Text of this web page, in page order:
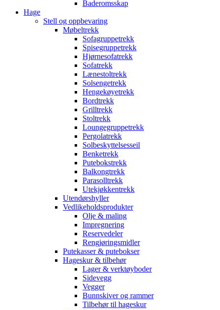
Baderomsskap
Hage
Stell og oppbevaring
Møbeltrekk
Sofagruppetrekk
Spisegruppetrekk
Hjørnesofatrekk
Sofatrekk
Lænestoltrekk
Solsengetrekk
Hengekøyetrekk
Bordtrekk
Grilltrekk
Stoltrekk
Loungegruppetrekk
Pergolatrekk
Solbeskyttelsesseil
Benketrekk
Putebokstrekk
Balkongtrekk
Parasolltrekk
Utekjøkkentrekk
Utendørshyller
Vedlikeholdsprodukter
Olje & maling
Impregnering
Reservedeler
Rengjøringsmidler
Putekasser & putebokser
Hageskur & tilbehør
Lager & verktøyboder
Sidevegg
Vegger
Bunnskiver og rammer
Tilbehør til hageskur